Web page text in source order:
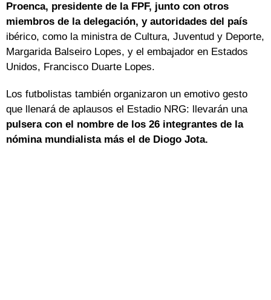
Proenca, presidente de la FPF, junto con otros
miembros de la delegación, y autoridades del país
ibérico, como la ministra de Cultura, Juventud y Deporte,
Margarida Balseiro Lopes, y el embajador en Estados
Unidos, Francisco Duarte Lopes.
Los futbolistas también organizaron un emotivo gesto
que llenará de aplausos el Estadio NRG: llevarán una
pulsera con el nombre de los 26 integrantes de la
nómina mundialista más el de Diogo Jota.